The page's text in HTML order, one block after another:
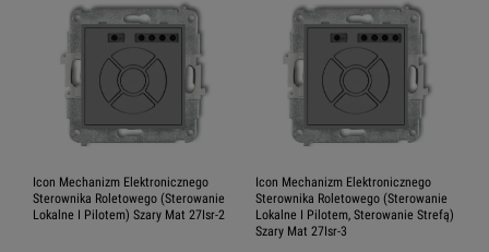
Icon Mechanizm Elektronicznego
Sterownika Roletowego (Sterowanie
Lokalne I Pilotem) Szary Mat 27Isr-2
Icon Mechanizm Elektronicznego
Sterownika Roletowego (Sterowanie
Lokalne I Pilotem, Sterowanie Strefą)
Szary Mat 27Isr-3